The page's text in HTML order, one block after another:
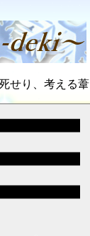
せり、考える葦